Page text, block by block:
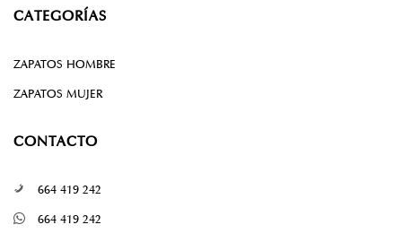
CATEGORÍAS
ZAPATOS HOMBRE
ZAPATOS MUJER
CONTACTO
664 419 242
664 419 242